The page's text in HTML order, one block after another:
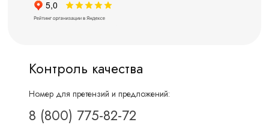
Контроль качества
Номер для претензий и предложений:
8 (800) 775-82-72